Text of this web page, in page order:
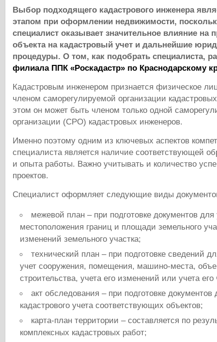
Выбор подходящего кадастрового инженера
этапом при оформлении недвижимости,
специалист оказывает значительное влияние на
объекта на кадастровый учет и дальнейшие
процедуры. О том, как подобрать специалиста,
филиала ППК «Роскадастр» по Краснодарскому
Кадастровым инженером признается физическое
членом саморегулируемой организации
этом он может быть членом только одной
организации (СРО) кадастровых инженеров.
Именно поэтому одним из ключевых аспектов
специалиста является наличие соответствующей
и опыта работы. Важно учитывать и количество
проектов.
Специалист оформляет следующие виды
межевой план – при подготовке документов для
местоположения границ и площади земельного
изменений земельного участка;
технический план – при подготовке сведений
учет сооружения, помещения, машино-места,
строительства, учета его изменений или учета его
акт обследования – при подготовке документов
кадастрового учета соответствующих объектов;
карта-план территории – составляется по
комплексных кадастровых работ;